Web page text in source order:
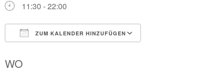
11:30 - 22:00
ZUM KALENDER HINZUFÜGEN
WO